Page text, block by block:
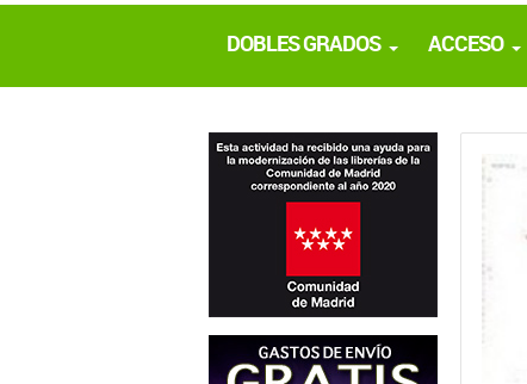
DOBLES GRADOS ACCESO